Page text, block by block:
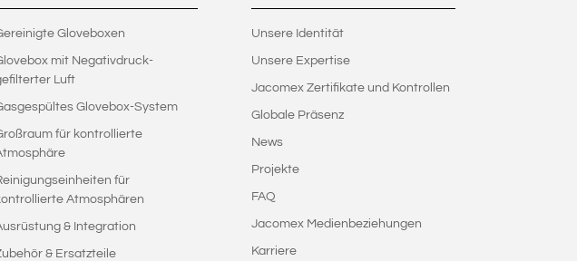
Gloveboxen
mit Negativdruck-
Luft
Glovebox-System
für kontrollierte
für
Atmosphären
& Integration
& Ersatzteile
Unsere Identität
Unsere Expertise
Jacomex Zertifikate und Kontrollen
Globale Präsenz
News
Projekte
FAQ
Jacomex Medienbeziehungen
Karriere